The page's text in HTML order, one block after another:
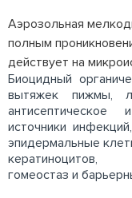
Аэрозольная
полным
действует на
Биоцидный
вытяжек пижмы,
источники
эпидермальные
кератиноцитов,
гомеостаз и